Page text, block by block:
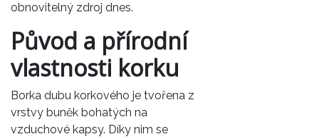
obnovitelný zdroj dnes.
Původ a přírodní
vlastnosti korku
Borka dubu korkového je tvořena z
vrstvy buněk bohatých na
vzduchové kapsy. Díky nim se